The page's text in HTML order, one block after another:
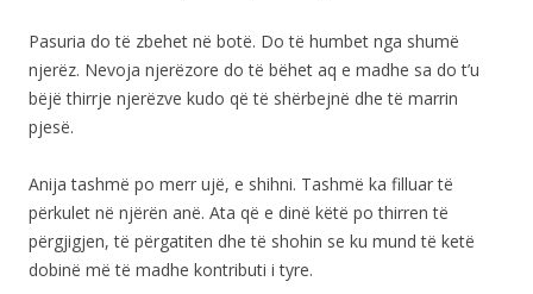
Pasuria do të zbehet në botë. Do të humbet nga shumë
njerëz. Nevoja njerëzore do të bëhet aq e madhe sa do t’u
bëjë thirrje njerëzve kudo që të shërbejnë dhe të marrin
pjesë.
Anija tashmë po merr ujë, e shihni. Tashmë ka filluar të
përkulet në njërën anë. Ata që e dinë këtë po thirren të
përgjigjen, të përgatiten dhe të shohin se ku mund të ketë
dobinë më të madhe kontributi i tyre.